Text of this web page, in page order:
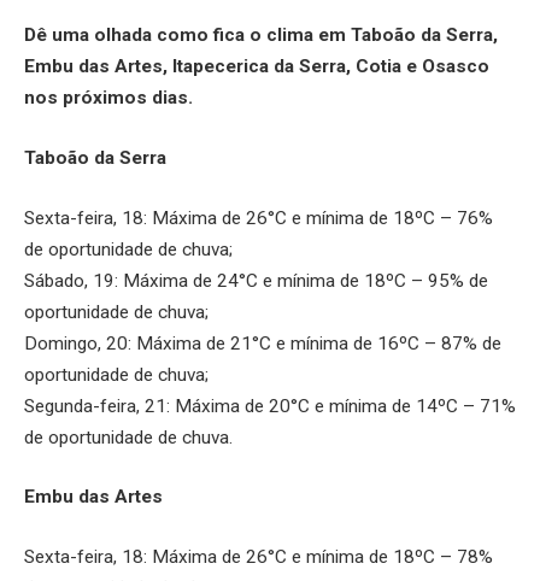
Dê uma olhada como fica o clima em Taboão da Serra,
Embu das Artes, Itapecerica da Serra, Cotia e Osasco
nos próximos dias.
Taboão da Serra
Sexta-feira, 18: Máxima de 26°C e mínima de 18ºC – 76%
de oportunidade de chuva;
Sábado, 19: Máxima de 24°C e mínima de 18ºC – 95% de
oportunidade de chuva;
Domingo, 20: Máxima de 21°C e mínima de 16ºC – 87% de
oportunidade de chuva;
Segunda-feira, 21: Máxima de 20°C e mínima de 14ºC – 71%
de oportunidade de chuva.
Embu das Artes
Sexta-feira, 18: Máxima de 26°C e mínima de 18ºC – 78%